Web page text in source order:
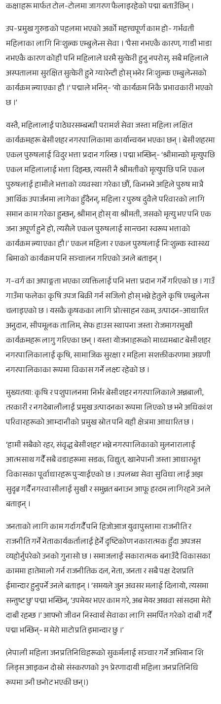
कक्षाहरू मार्फत टोल-टोलमा जागरण फैलाइरहेको पद्मा बताउँछिन् ।
उप-प्रमुख गुरुङको पहलमा भएको अर्को महत्त्वपूर्ण काम हो- गर्भवती
महिलाका लागि निःशुल्क एम्बुलेन्स सेवा । ‘पैसा नभएकै कारण, गाडी भाडा
नभएकै कारण कोही पनि महिलाले घरमै सुत्केरी हुनु नपरोस्, सबै महिलाले
अस्पतालमा सुरक्षित सुत्केरी हुने ग्यारेन्टी होस् भनेर निःशुल्क एम्बुलेन्सको
कार्यक्रम ल्याएका हौ ।’ पद्माले भनिन्- ‘यो कार्यक्रम निकै प्रभावकारी भएको
छ ।’
यस्तै, महिलालाई पाठेघरसम्बन्धी परामर्श सेवा जस्ता महिला लक्षित
कार्यक्रमहरू बेसीशहर नगरपालिकामा कार्यान्वयन भएका छन् । बेसीशहरमा
एकल पुरुषलाई विदुर भत्ता प्रदान गरिन्छ । पद्मा भन्छिन्- ‘श्रीमान्को मृत्युपछि
एकल महिलालाई भत्ता दिइन्छ, त्यसरी नै श्रीमतीको मृत्युपछि पनि एकल
पुरुषलाई हामीले भत्ताको व्यवस्था गरेका छौँ, किनभने अहिले पुरुष मात्रै
आर्थिक उपार्जनमा लागेका हुँदैनन्, महिला र पुरुष दुवैले परिवारको लागि
समान काम गरेका हुन्छन्, श्रीमान् होस् या श्रीमती, जसको मृत्यु भए पनि एक
जना अपूर्ण हुने हो, त्यसैले एकल पुरुषलाई सान्त्वना स्वरूप भत्ताको
कार्यक्रम ल्याएका हौ।’ एकल महिला र एकल पुरुषलाई निःशुल्क स्वास्थ्य
बिमाको कार्यक्रम पनि सञ्चालन गरिएको उनले बताइन् ।
ग–वर्ग का अपाङ्गता भएका व्यक्तिलाई पनि भत्ता प्रदान गर्ने गरिएको छ । गाउँ
गाउँमा फलेका कृषि उपज बिक्री गर्न सजिलो होस् भन्ने हेतुले कृषि एम्बुलेन्स
चलाइएको छ । यसकै कृषकका लागि प्रोत्साहन रकम, उत्पादन–आधारित
अनुदान, सीपमूलक तालिम, सेफ हाउस स्थापना जस्ता रोजमागरमुखी
कार्यक्रमहरू लागु गरिएका छन् । यस्ता योजनाहरूको माध्यमबाट बेसीशहर
नगरपालिकालाई कृषि, सामाजिक सुरक्षा र महिला सशक्तीकरणमा अग्रणी
नगरपालिकाका रूपमा विकास गर्ने लक्ष्य रहेको छ ।
मुख्यतया: कृषि र पशुपालनमा निर्भर बेसीशहर नगरपालिकाले अन्नबाली,
तरकारी र नगदेबालीलाई प्रमुख उत्पादनका रूपमा लिएको छ भने अधिकांश
परिवारहरूको आम्दानीको प्रमुख स्रोत पनि यही क्षेत्रमा आधारित छ ।
‘हामी सबैको रहर, संवृद्ध बेसीशहर’ भन्ने नगरपालिकाको मुलनारालाई
आत्मसाथ गर्दै सबै वडाहरूमा सडक, विद्युत, खानेपानी जस्ता आधारभूत
विकासका पूर्वाधारहरू पुर्‍याईएको छ । उपलब्ध सेवा सुविधा लाई अझ
सुदृढ गर्दै नगरवासीलाई सुखी र समुन्नत बनाउन आफू हरदम लागिरहने उनले
बताइन् ।
जनताको लागि काम गर्दागर्दै पनि हिजोआज युवापुस्तामा राजनीति र
राजनीति गर्ने नेताकार्यकर्तालाई हेर्ने दृष्टिकोण नकारात्मक हुँदा अपजस
व्यहोर्नुपरेको उनको गुनासो छ । समाजलाई सकारात्मक बनाउँदै विकासका
काममा हातेमालो गर्न राजनीतिक दल, नेता, जनता र सबै पक्ष देशप्रति
ईमान्दार हुनुपर्ने उनले बताइन् । ‘समयले जुन अवसर मलाई दिलायो, त्यसमा
सन्तुष्ट छु’ पद्मा भन्छिन्, ‘उपमेयर भएर काम गरे, अब मेयर अथवा सांसदमा मेरो
दाबी रहन्छ ।’ आफ्नो जीवन निस्वार्थ सेवाका लागि समर्पित गरेको दाबी गर्दै
पद्मा भन्छिन्- म मेरो माटोप्रति इमान्दार छु ।’
(नेपाली महिला जनप्रतिनिधिहरूको सुकर्मलाई सञ्चार गर्ने अभियान शि
लिड्स आइकन दोस्रो संस्करणको ३१ प्रेरणादायी महिला जनप्रतिनिधि
रूपमा उनी छनोट भएकी छन्।)